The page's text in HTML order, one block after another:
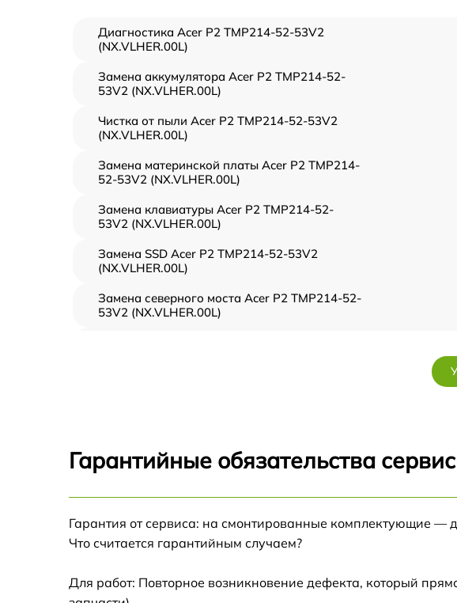
Диагностика Acer P2 TMP214-52-53V2
(NX.VLHER.00L)
Замена аккумулятора Acer P2 TMP214-52-
53V2 (NX.VLHER.00L)
Чистка от пыли Acer P2 TMP214-52-53V2
(NX.VLHER.00L)
Замена материнской платы Acer P2 TMP214-
52-53V2 (NX.VLHER.00L)
Замена клавиатуры Acer P2 TMP214-52-
53V2 (NX.VLHER.00L)
Замена SSD Acer P2 TMP214-52-53V2
(NX.VLHER.00L)
Замена северного моста Acer P2 TMP214-52-
53V2 (NX.VLHER.00L)
Замена процессора Acer P2 TMP214-52-
53V2 (NX.VLHER.00L)
TMP214-52-53V2 (NX.VLHER.00L)
Гарантийные обязательства
Гарантия от сервиса: на смонтированные комплектующие —
Что считается гарантийным случаем?
Для работ: Повторное возникновение дефекта, который